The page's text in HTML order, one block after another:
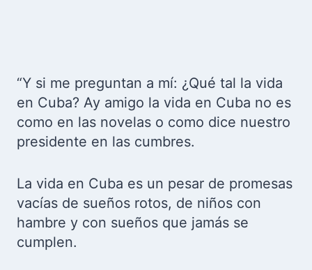
“Y si me preguntan a mí: ¿Qué tal la vida
en Cuba? Ay amigo la vida en Cuba no es
como en las novelas o como dice nuestro
presidente en las cumbres.
La vida en Cuba es un pesar de promesas
vacías de sueños rotos, de niños con
hambre y con sueños que jamás se
cumplen.